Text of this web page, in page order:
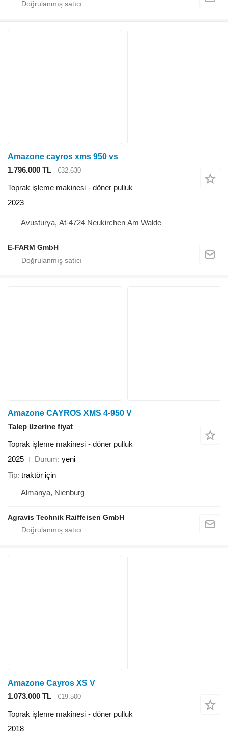
Amazone cayros xms 950 vs
1.796.000 TL
€32.630
Toprak işleme makinesi - döner pulluk
2023
Avusturya, At-4724 Neukirchen Am Walde
E-FARM GmbH
Amazone CAYROS XMS 4-950 V
Talep üzerine fiyat
Toprak işleme makinesi - döner pulluk
2025
Durum yeni
Tip traktör için
Almanya, Nienburg
Agravis Technik Raiffeisen GmbH
Amazone Cayros XS V
1.073.000 TL
€19.500
Toprak işleme makinesi - döner pulluk
2018